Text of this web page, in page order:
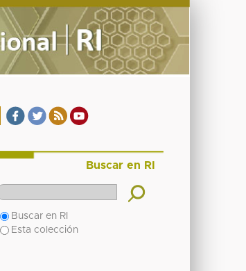
Buscar en RI
Buscar en RI
Esta colección